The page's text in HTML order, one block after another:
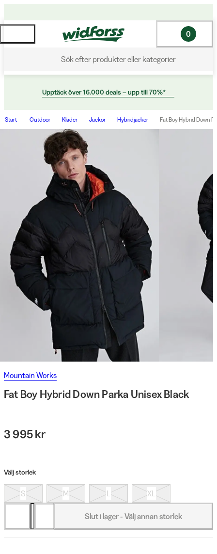
Sök efter produkter eller kategorier
0
Upptäck över 16.000 deals – upp till 70%*
Start Outdoor Kläder Jackor Hybridjackor Fat Boy Hybrid Down
Mountain Works
Fat Boy Hybrid Down Parka Unisex Black
3 995 kr
Välj storlek
S M L XL
Slut i lager - Välj annan storlek